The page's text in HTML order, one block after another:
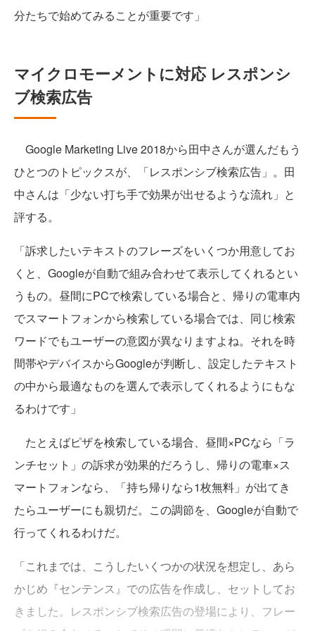
分たちで始めてみることが重要です」
マイクロモーメントに対応 レスポンシ
ブ検索広告
Google Marketing Live 2018から田中さんが選んだもう
ひとつのトピックスが、「レスポンシブ検索広告」。田
中さんは「少ない打ち手で効果が出せるような流れ」と
評する。
「訴求したいテキストのフレーズをいくつか用意してお
くと、Googleが自動で組み合わせて表示してくれるとい
うもの。昼間にPCで検索している場合と、帰りの電車内
でスマートフォンから検索している場合では、同じ検索
ワードでもユーザーの意図が異なりますよね。それを時
間帯やデバイスからGoogleが判断し、設定したテキスト
の中から最適なものを選んで表示してくれるようにもな
るわけです」
たとえばピザを検索している場合、昼間×PCなら「ラ
ンチセット」の訴求が効果的だろうし、帰りの電車×ス
マートフォンなら、「持ち帰りなら1枚無料」が出てき
たらユーザーにも親切だ。この調節を、Googleが自動で
行ってくれるわけだ。
「これまでは、こうしたいくつかの状況を想定し、あら
かじめ『センテンス』での広告を作成し、セットしてお
きました。レスポンシブ検索広告の登場により、フレー